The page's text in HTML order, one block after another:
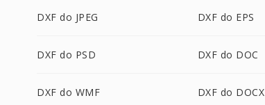
DXF do JPEG DXF do EPS
DXF do PSD DXF do DOC
DXF do WMF DXF do DOCX